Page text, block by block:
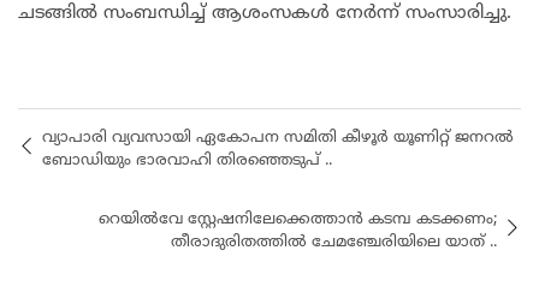
ചടങ്ങിൽ സംബന്ധിച്ച് ആശംസകൾ നേർന്ന് സംസാരിച്ചു.
വ്യാപാരി വ്യവസായി ഏകോപന സമിതി കീഴൂർ യൂണിറ്റ് ജനറൽ
ബോഡിയും ഭാരവാഹി തിരഞ്ഞെടുപ് ..
റെയിൽവേ സ്റ്റേഷനിലേക്കെത്താൻ കടമ്പ കടക്കണം;
തീരാദുരിതത്തിൽ ചേമഞ്ചേരിയിലെ യാത് ..